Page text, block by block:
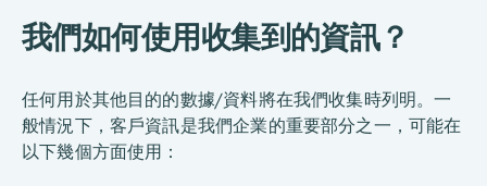
我們如何使用收集到的資訊？
任何用於其他目的的數據/資料將在我們收集時列明。一
般情況下，客戶資訊是我們企業的重要部分之一，可能在
以下幾個方面使用：